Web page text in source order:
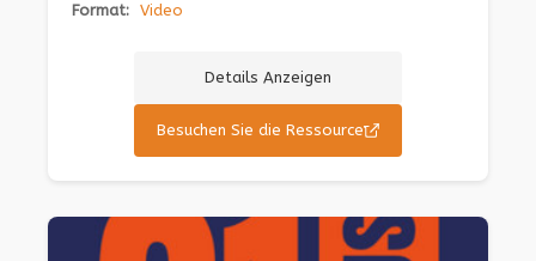
Format: Video
Details Anzeigen
Besuchen Sie die Ressource